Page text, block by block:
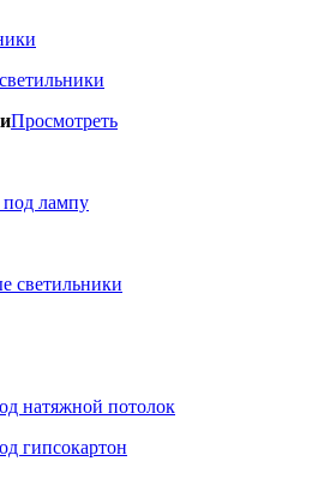
Просмотреть
под лампу
светильники
натяжной потолок
гипсокартон